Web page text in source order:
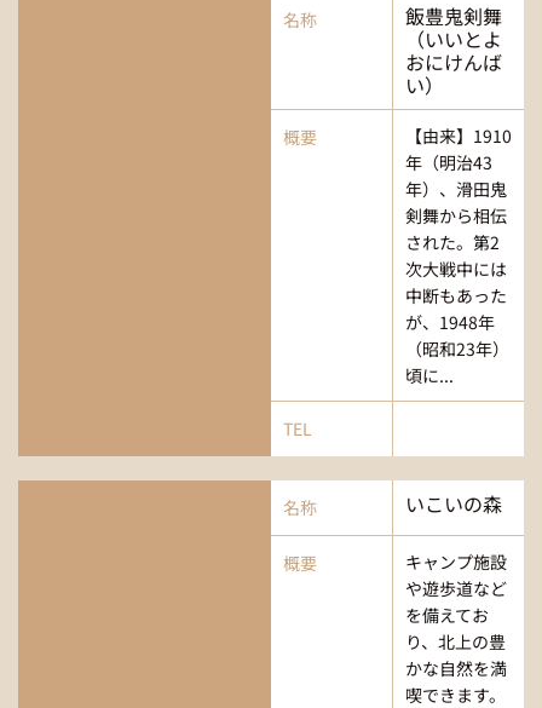
名称 飯豊鬼剣舞
（いいとよ
おにけんば
い）
概要
【由来】1910
年（明治43
年）、滑田鬼
剣舞から相伝
された。第2
次大戦中には
中断もあった
が、1948年
（昭和23年）
頃に...
TEL
名称 いこいの森
概要
キャンプ施設
や遊歩道など
を備えてお
り、北上の豊
かな自然を満
喫できます。